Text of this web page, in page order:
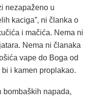
nezapaženo u
kaciga”, ni članka o
i mačića. Nema ni
Nema ni članaka
vape do Boga od
i kamen proplakao.
bombaških napada,